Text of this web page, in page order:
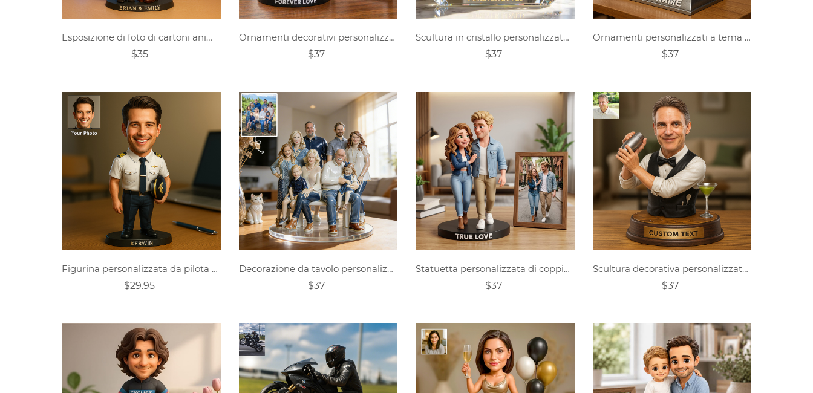
Esposizione di foto di cartoni animati personalizzati
$35
Ornamenti decorativi personalizzati con foto di coppia
$37
Scultura in cristallo personalizzata con ritratto di animale domestico e tema giardino degli angeli.
$37
Ornamenti personalizzati a tema macchina da cucire con personaggi dei cartoni animati
$37
Figurina personalizzata da pilota maschile
$29.95
Decorazione da tavolo personalizzata con foto di famiglia.
$37
Statuetta personalizzata di coppia di personaggi dei cartoni animati in stile Pixar
$37
Scultura decorativa personalizzata con foto di un barista
$37